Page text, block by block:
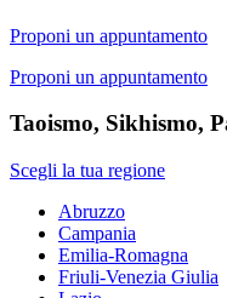
Proponi un appuntamento
Proponi un appuntamento
Taoismo, Sikhismo,
Scegli la tua regione
Abruzzo
Campania
Emilia-Romagna
Friuli-Venezia Giulia